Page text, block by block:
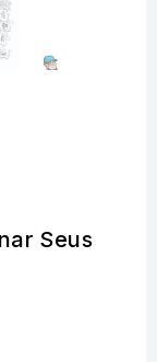
Seus